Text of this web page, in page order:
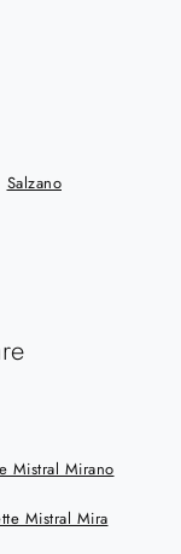
Salzano
Mistral Mirano
Mistral Mira